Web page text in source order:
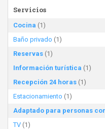
Servicios
Cocina (1)
Baño privado (1)
Reservas (1)
Información turística (1)
Recepción 24 horas (1)
Estacionamiento (1)
TV (1)